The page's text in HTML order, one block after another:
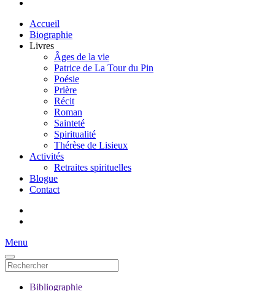
Accueil
Biographie
Livres
Âges de la vie
Patrice de La Tour du Pin
Poésie
Prière
Récit
Roman
Sainteté
Spiritualité
Thérèse de Lisieux
Activités
Retraites spirituelles
Blogue
Contact
Menu
Bibliographie